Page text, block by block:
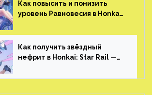
Как повысить и понизить
уровень Равновесия в Honkai:
Как получить звёздный
нефрит в Honkai: Star Rail —